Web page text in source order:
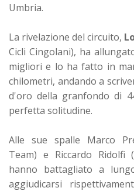
Umbria.
La rivelazione del circuito,
Cicli Cingolani), ha
migliori e lo ha fatto in
chilometri, andando a
d'oro della granfondo di
perfetta solitudine.
Alle sue spalle Marco
Team) e Riccardo Ridolfi
hanno battagliato a
aggiudicarsi